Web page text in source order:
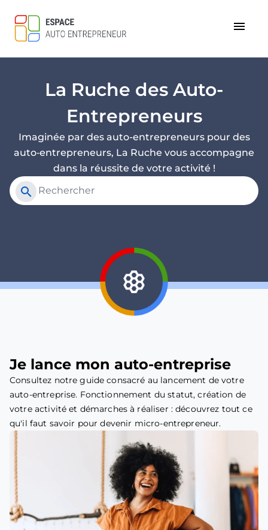
menu
La Ruche des Auto-
Entrepreneurs
Imaginée par des auto-entrepreneurs pour des
auto‑entrepreneurs, La Ruche vous accompagne
dans la réussite de votre activité !
search
Je lance mon auto-entreprise
Consultez notre guide consacré au lancement de votre
auto-entreprise. Fonctionnement du statut, création de
votre activité et démarches à réaliser : découvrez tout ce
qu'il faut savoir pour devenir micro-entrepreneur.